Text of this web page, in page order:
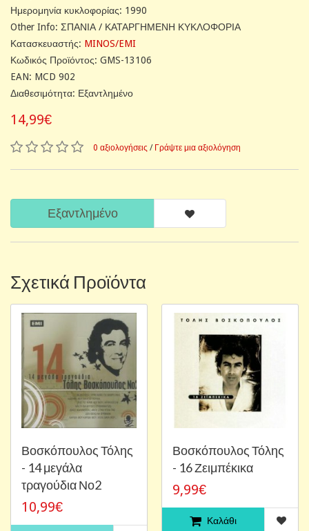
Ημερομηνία κυκλοφορίας: 1990
Other Info: ΣΠΑΝΙΑ / ΚΑΤΑΡΓΗΜΕΝΗ ΚΥΚΛΟΦΟΡΙΑ
Κατασκευαστής: MINOS/EMI
Κωδικός Προϊόντος: GMS-13106
EAN: MCD 902
Διαθεσιμότητα: Εξαντλημένο
14,99€
0 αξιολογήσεις / Γράψτε μια αξιολόγηση
Εξαντλημένο
Σχετικά Προϊόντα
Βοσκόπουλος Τόλης
- 14 μεγάλα
τραγούδια Νο2
10,99€
Βοσκόπουλος Τόλης
- 16 Ζειμπέκικα
9,99€
Καλάθι